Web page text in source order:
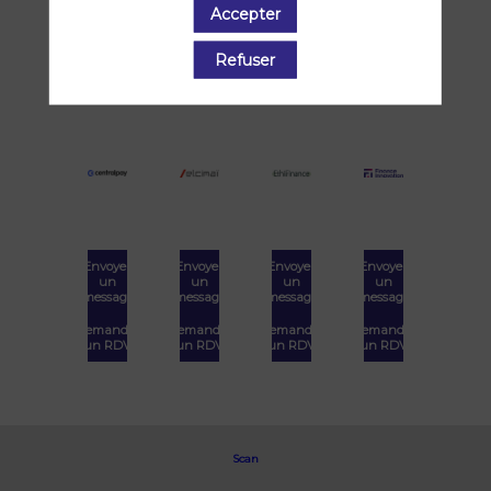
Demander
Demander
Envoyer
un
message
Demander
un RDV
Envoyer
un
message
Demander
un RDV
Envoyer
un
message
Demander
un RDV
Envoyer
un
message
Demander
un RDV
Scan
Accepter
Refuser